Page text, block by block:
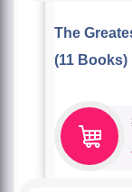
The
(11 Books)